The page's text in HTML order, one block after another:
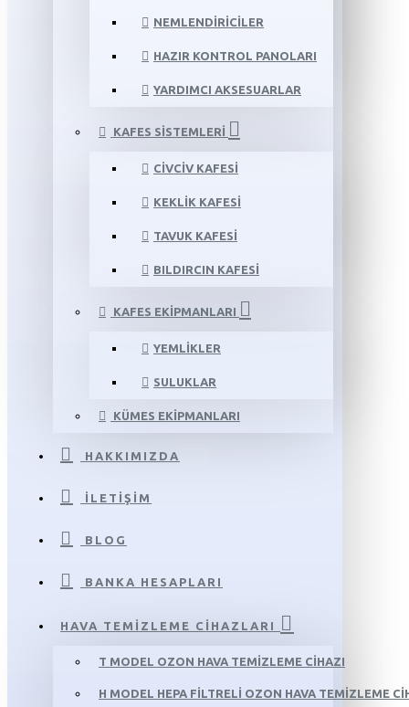
NEMLENDIRICILER
HAZIR KONTROL PANOLARI
YARDIMCI AKSESUARLAR
KAFES SISTEMLERI
CIVCIV KAFESI
KEKLIK KAFESI
TAVUK KAFESI
BILDIRCIN KAFESI
KAFES EKIPMANLARI
YEMLIKLER
SULUKLAR
KÜMES EKIPMANLARI
HAKKIMIZDA
İLETIŞIM
BLOG
BANKA HESAPLARI
HAVA TEMIZLEME CIHAZLARI
T MODEL OZON HAVA TEMIZLEME CIHAZI
H MODEL HEPA FILTRELI OZON HAVA TEMIZLEME